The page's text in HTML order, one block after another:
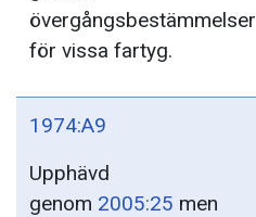
övergångsbestämmelser
för vissa fartyg.
1974:A9
Upphävd
genom 2005:25 men